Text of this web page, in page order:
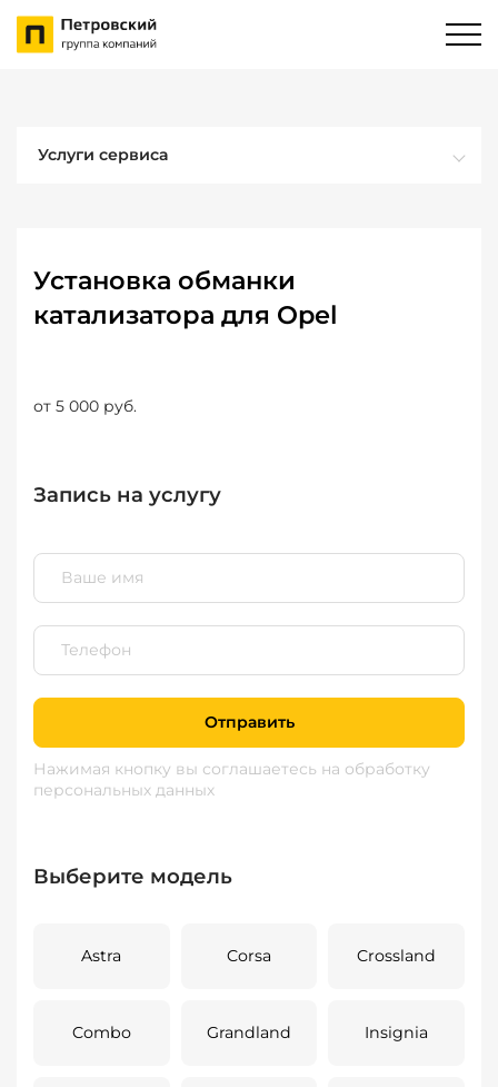
Услуги сервиса
Установка обманки
катализатора для Opel
от 5 000 руб.
Запись на услугу
Отправить
Нажимая кнопку вы соглашаетесь на обработку
персональных данных
Выберите модель
Astra Corsa Crossland
Combo Grandland Insignia